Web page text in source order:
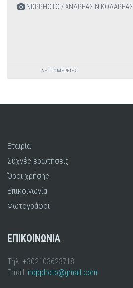
NDPPHOTO / ΑΝΔΡΕΑΣ ΝΙΚΟΛΑΡΕΑΣ
ΛΕΠΤΟΜΈΡΕΙΕΣ
Εταιρία
Συχνές ερωτήσεις
Όροι χρήσης
Επικοινωνία
Φωτογράφοι
ΕΠΙΚΟΙΝΩΝΙΑ
Τηλ: +302103623718
Email: ndpphoto@gmail.com